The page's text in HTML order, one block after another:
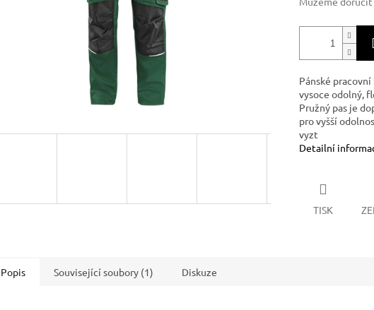
Pánské
vysoce odolný,
Pružný pas je
pro vyšší
vyzt
Detailní
TISK
Popis Související soubory (1) Diskuze